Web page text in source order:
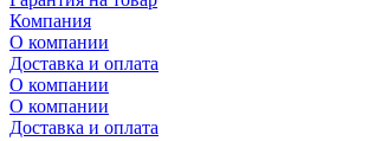
Компания
О компании
Доставка и оплата
О компании
О компании
Доставка и оплата